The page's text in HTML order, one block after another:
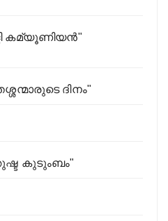
കമ്യൂണിയൻ"
ദിനം"
കുടുംബം"